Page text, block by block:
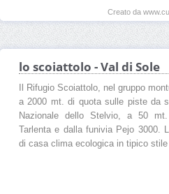
Creato da
lo scoiattolo - Val di Sole
Il Rifugio Scoiattolo, nel gruppo
a 2000 mt. di quota sulle piste da
Nazionale dello Stelvio, a 50
Tarlenta e dalla funivia Pejo 3000.
di casa clima ecologica in tipico stile